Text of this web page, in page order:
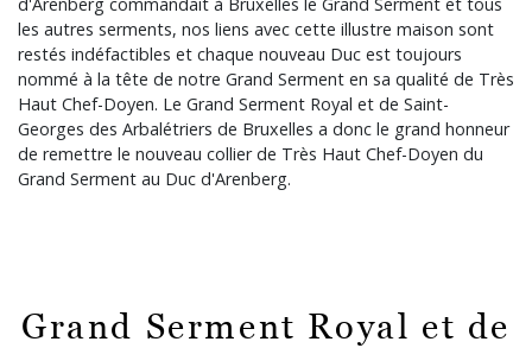
les autres serments, nos liens avec cette illustre maison sont
restés indéfactibles et chaque nouveau Duc est toujours
nommé à la tête de notre Grand Serment en sa qualité de Très
Haut Chef-Doyen. Le Grand Serment Royal et de Saint-
Georges des Arbalétriers de Bruxelles a donc le grand honneur
de remettre le nouveau collier de Très Haut Chef-Doyen du
Grand Serment au Duc d'Arenberg.
Grand Serment Royal et de